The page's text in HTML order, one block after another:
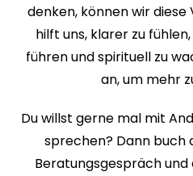
denken, können wir diese
hilft uns, klarer zu
führen und spirituell zu
an, um mehr
Du willst gerne mal mit
sprechen? Dann buch
Beratungsgespräch